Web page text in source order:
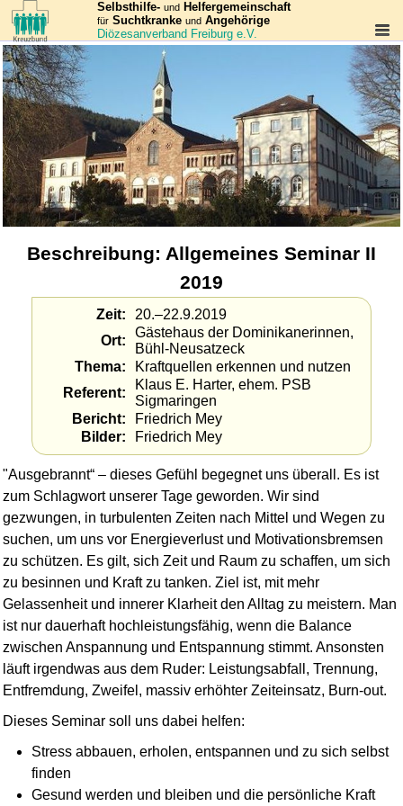
Selbsthilfe- und Helfergemeinschaft
für Suchtkranke und Angehörige
Diözesanverband Freiburg e.V.
Beschreibung: Allgemeines Seminar II
2019
Zeit
20.–22.9.2019
Ort
Gästehaus der Dominikanerinnen,
Bühl-Neusatzeck
Thema
Kraft­quellen erkennen und nutzen
Referent
Klaus E. Harter, ehem. PSB
Sigmaringen
Bericht
Friedrich Mey
Bilder
Friedrich Mey
"Ausgebrannt“ – dieses Gefühl begegnet uns überall. Es ist
zum Schlagwort unserer Tage geworden. Wir sind
gezwungen, in turbulenten Zeiten nach Mittel und Wegen zu
suchen, um uns vor Energieverlust und Motivationsbremsen
zu schützen. Es gilt, sich Zeit und Raum zu schaffen, um sich
zu besinnen und Kraft zu tanken. Ziel ist, mit mehr
Gelassenheit und innerer Klarheit den Alltag zu meistern. Man
ist nur dauerhaft hochleistungsfähig, wenn die Balance
zwischen Anspannung und Entspannung stimmt. Ansonsten
läuft irgendwas aus dem Ruder: Leistungsabfall, Trennung,
Entfremdung, Zweifel, massiv erhöhter Zeiteinsatz, Burn-out.
Dieses Seminar soll uns dabei helfen:
Stress abbauen, erholen, entspannen und zu sich selbst
finden
Gesund werden und bleiben und die persönliche Kraft